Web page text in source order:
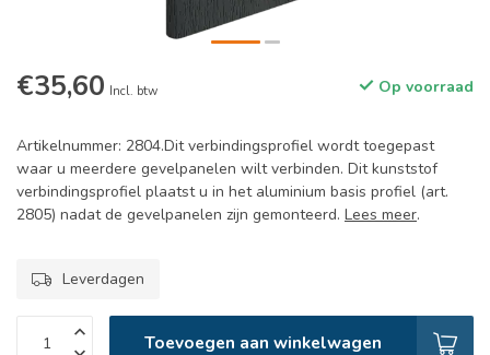
€35,60 Incl. btw Op voorraad
Artikelnummer: 2804.Dit verbindingsprofiel wordt toegepast
waar u meerdere gevelpanelen wilt verbinden. Dit kunststof
verbindingsprofiel plaatst u in het aluminium basis profiel (art.
2805) nadat de gevelpanelen zijn gemonteerd. Lees meer.
Leverdagen
Toevoegen aan winkelwagen